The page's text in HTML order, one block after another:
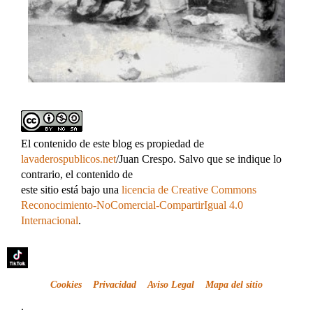
El contenido de este blog es propiedad de
lavaderospublicos.net/Juan Crespo. Salvo que se indique lo
contrario, el contenido de
este sitio está bajo una licencia de Creative Commons
Reconocimiento-NoComercial-CompartirIgual 4.0
Internacional.
Cookies Privacidad Aviso Legal Mapa del sitio
.